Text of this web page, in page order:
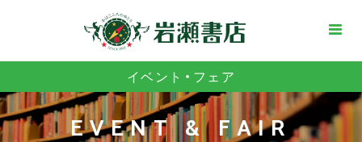
イベント・フェア
EVENT & FAIR